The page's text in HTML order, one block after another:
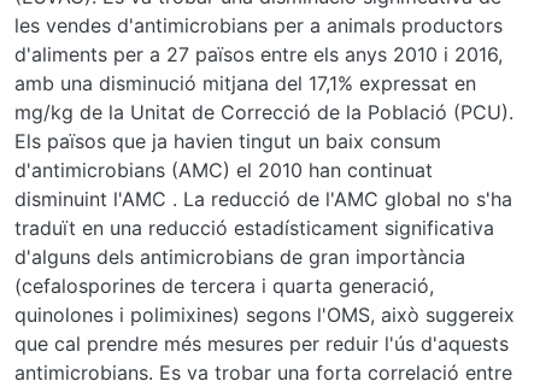
les vendes d'antimicrobians per a animals productors
d'aliments per a 27 països entre els anys 2010 i 2016,
amb una disminució mitjana del 17,1% expressat en
mg/kg de la Unitat de Correcció de la Població (PCU).
Els països que ja havien tingut un baix consum
d'antimicrobians (AMC) el 2010 han continuat
disminuint l'AMC . La reducció de l'AMC global no s'ha
traduït en una reducció estadísticament significativa
d'alguns dels antimicrobians de gran importància
(cefalosporines de tercera i quarta generació,
quinolones i polimixines) segons l'OMS, això suggereix
que cal prendre més mesures per reduir l'ús d'aquests
antimicrobians. Es va trobar una forta correlació entre